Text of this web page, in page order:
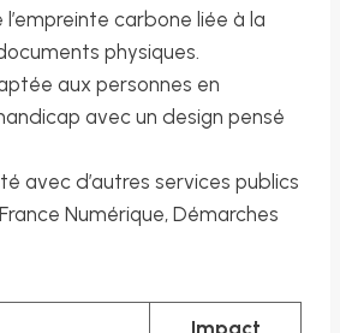
carbone liée à la
physiques.
aux personnes en
avec un design pensé
avec d’autres services publics
Numérique, Démarches
Impact